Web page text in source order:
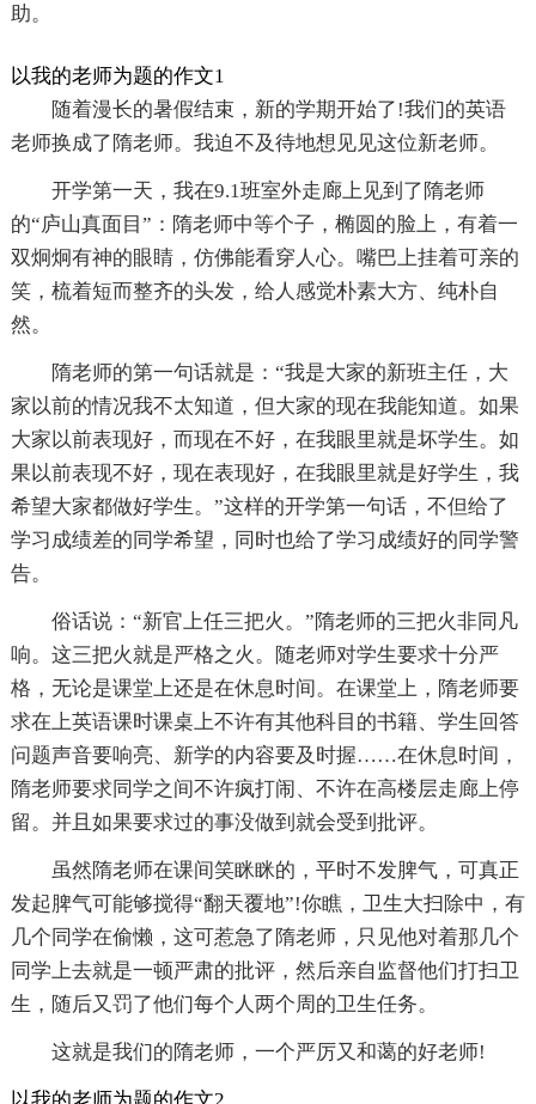
助。
以我的老师为题的作文1
随着漫长的暑假结束，新的学期开始了!我们的英语
老师换成了隋老师。我迫不及待地想见见这位新老师。
开学第一天，我在9.1班室外走廊上见到了隋老师
的“庐山真面目”：隋老师中等个子，椭圆的脸上，有着一
双炯炯有神的眼睛，仿佛能看穿人心。嘴巴上挂着可亲的
笑，梳着短而整齐的头发，给人感觉朴素大方、纯朴自
然。
隋老师的第一句话就是：“我是大家的新班主任，大
家以前的情况我不太知道，但大家的现在我能知道。如果
大家以前表现好，而现在不好，在我眼里就是坏学生。如
果以前表现不好，现在表现好，在我眼里就是好学生，我
希望大家都做好学生。”这样的开学第一句话，不但给了
学习成绩差的同学希望，同时也给了学习成绩好的同学警
告。
俗话说：“新官上任三把火。”隋老师的三把火非同凡
响。这三把火就是严格之火。随老师对学生要求十分严
格，无论是课堂上还是在休息时间。在课堂上，隋老师要
求在上英语课时课桌上不许有其他科目的书籍、学生回答
问题声音要响亮、新学的内容要及时握……在休息时间，
隋老师要求同学之间不许疯打闹、不许在高楼层走廊上停
留。并且如果要求过的事没做到就会受到批评。
虽然隋老师在课间笑眯眯的，平时不发脾气，可真正
发起脾气可能够搅得“翻天覆地”!你瞧，卫生大扫除中，有
几个同学在偷懒，这可惹急了隋老师，只见他对着那几个
同学上去就是一顿严肃的批评，然后亲自监督他们打扫卫
生，随后又罚了他们每个人两个周的卫生任务。
这就是我们的隋老师，一个严厉又和蔼的好老师!
以我的老师为题的作文2